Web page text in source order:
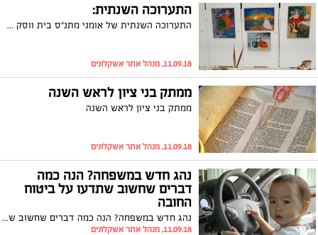
התערוכה השנתית:
התערוכה השנתית של אומני מתנ"ס בית ווסק הוצגה השבוע והשתתפו בה מאות אנשים. אומני הסדנאות לציור ולעבודות קרמיקה הציגו את עבודותיהם בבית העם. קהל רב הגיע לערב הפתיחה החגיגי, כאשר את הערב כיבדו בנוכחותם שרה זכריה חברת מועצת העיר ויו"ר ארגון הגמלאים, מיקי בנאי מפקחת לאומנות, נמרוד גלנטה מנהל אגף לתנו"ס ונכבדים נוספים. רמת העבודות הייתה גבוהה ושיקפה יכולות וכישרונות מצוינים, של משתתפי הסדנאות בבית ווסק בהדרכתם של האומן לציור אלי צרפתי ושל האומנית לעבודות בחימר ברכה שחר. שרה זכריה מסרה לאחר ערב הפתיחה: "אומנות היא חלק בלתי נפרד מחייהם של הגמלאים באשקלון. היצירות שהוצגו היו מרהיבות ואני גאה מאוד על כך שחבריי הגמלאים לוקחים חלק. אני מודה לכל העוסקים במלאכה על מתן הדגש ליצירה ועידוד האומנות בכל התחומים".
11.09.18, מנהל אתר אשקלונים
ממתק בני ציון לראש השנה
ממתק בני ציון לראש השנה
11.09.18, מנהל אתר אשקלונים
נהג חדש במשפחה? הנה כמה
דברים שחשוב שתדעו על ביטוח
החובה
נהג חדש במשפחה? הנה כמה דברים שחשוב שתדעו על ביטוח החובה
11.09.18, מנהל אתר אשקלונים